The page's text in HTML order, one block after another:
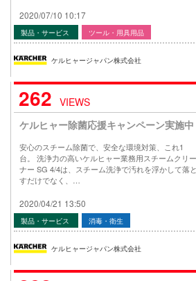
2020/07/10 10:17
製品・サービス ツール・用具用品
ケルヒャージャパン株式会社
262 VIEWS
ケルヒャー除菌応援キャンペーン実施中
安心のスチーム除菌で、安全な環境対策、これ1
台。 洗浄力の高いケルヒャー業務用スチームクリー
ナー SG 4/4は、スチーム洗浄で汚れを浮かして落と
すだけでなく、…
2020/04/21 13:50
製品・サービス 消毒・衛生
ケルヒャージャパン株式会社